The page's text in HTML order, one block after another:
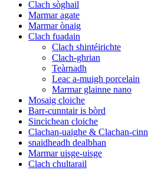
Clach sòghail
Marmar agate
Marmar ònaig
Clach fuadain
Clach shintéirichte
Clach-ghrian
Teàrnadh
Leac a-muigh porcelain
Marmar glainne nano
Mosaig cloiche
Barr-cunntair is bòrd
Sincichean cloiche
Clachan-uaighe & Clachan-cinn
snaidheadh ​​​​​​dealbhan
Marmar uisge-uisge
Clach chultarail